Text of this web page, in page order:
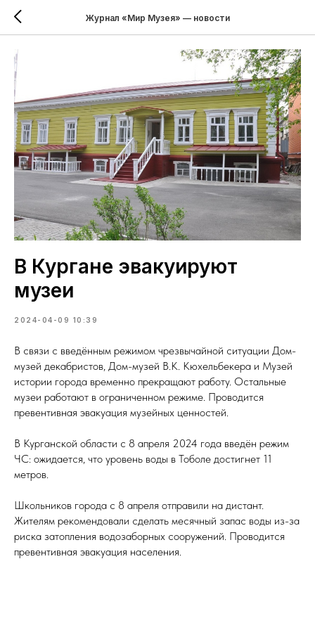
Журнал «Мир Музея» — новости
В Кургане эвакуируют
музеи
2024-04-09 10:39
В связи с введённым режимом чрезвычайной ситуации Дом-
музей декабристов, Дом-музей В.К. Кюхельбекера и Музей
истории города временно прекращают работу. Остальные
музеи работают в ограниченном режиме. Проводится
превентивная эвакуация музейных ценностей.
В Курганской области с 8 апреля 2024 года введён режим
ЧС: ожидается, что уровень воды в Тоболе достигнет 11
метров.
Школьников города с 8 апреля отправили на дистант.
Жителям рекомендовали сделать месячный запас воды из-за
риска затопления водозаборных сооружений. Проводится
превентивная эвакуация населения.